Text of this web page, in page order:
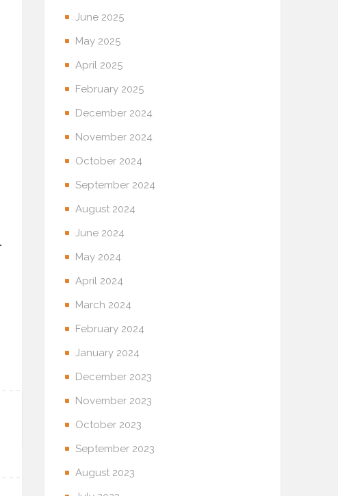
June 2025
May 2025
April 2025
February 2025
December 2024
November 2024
October 2024
September 2024
August 2024
June 2024
May 2024
April 2024
March 2024
February 2024
January 2024
December 2023
November 2023
October 2023
September 2023
August 2023